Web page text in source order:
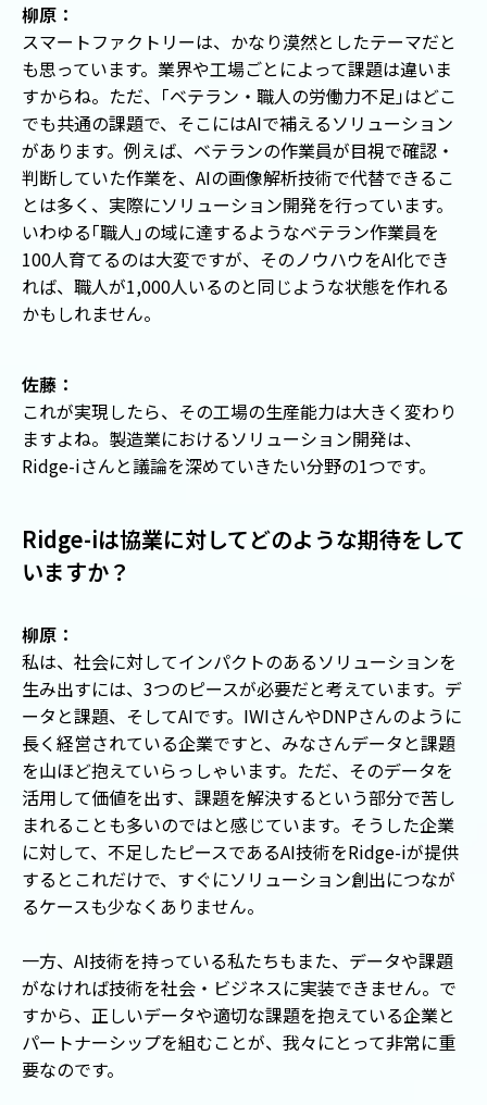
柳原：
スマートファクトリーは、かなり漠然としたテーマだと
も思っています。業界や工場ごとによって課題は違いま
すからね。ただ、 「ベテラン・職人の労働力不足」はどこ
でも共通の課題で、そこにはAIで補えるソリューション
があります。例えば、ベテランの作業員が目視で確認・
判断していた作業を、AIの画像解析技術で代替できるこ
とは多く、実際にソリューション開発を行っています。
いわゆる「職人」の域に達するようなベテラン作業員を
100人育てるのは大変ですが、そのノウハウをAI化でき
れば、職人が1,000人いるのと同じような状態を作れる
かもしれません。
佐藤：
これが実現したら、その工場の生産能力は大きく変わり
ますよね。製造業におけるソリューション開発は、
Ridge-iさんと議論を深めていきたい分野の1つです。
Ridge-iは協業に対してどのような期待をして
いますか？
柳原：
私は、社会に対してインパクトのあるソリューションを
生み出すには、3つのピースが必要だと考えています。デ
ータと課題、そしてAIです。IWIさんやDNPさんのように
長く経営されている企業ですと、みなさんデータと課題
を山ほど抱えていらっしゃいます。ただ、そのデータを
活用して価値を出す、課題を解決するという部分で苦し
まれることも多いのではと感じています。そうした企業
に対して、不足したピースであるAI技術をRidge-iが提供
するとこれだけで、すぐにソリューション創出につなが
るケースも少なくありません。
一方、AI技術を持っている私たちもまた、データや課題
がなければ技術を社会・ビジネスに実装できません。で
すから、正しいデータや適切な課題を抱えている企業と
パートナーシップを組むことが、我々にとって非常に重
要なのです。